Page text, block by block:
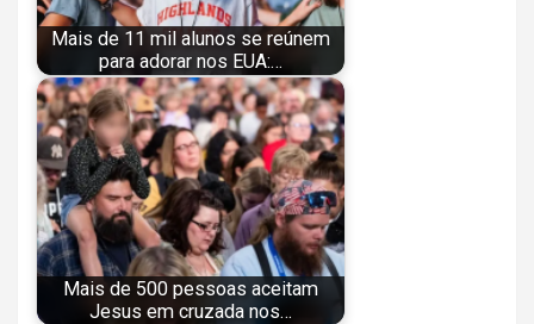
Mais de 11 mil alunos se reúnem
para adorar nos EUA:…
Mais de 500 pessoas aceitam
Jesus em cruzada nos…